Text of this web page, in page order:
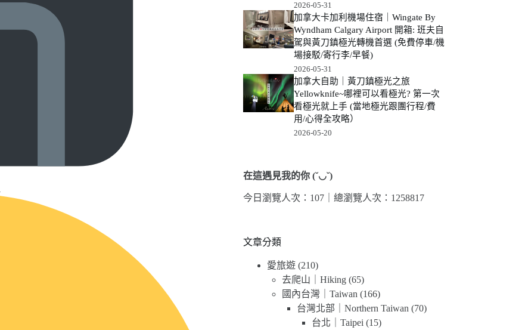
2026-05-31
加拿大卡加利機場住宿｜Wingate By
Wyndham Calgary Airport 開箱: 班夫自
駕與黃刀鎮極光轉機首選 (免費停車/機
場接駁/寄行李/早餐)
2026-05-31
加拿大自助｜黃刀鎮極光之旅
Yellowknife~哪裡可以看極光? 第一次
看極光就上手 (當地極光跟團行程/費
用/心得全攻略）
2026-05-20
在這遇見我的你 (˘◡˘)
今日瀏覽人次：107｜ 總瀏覽人次：1258817
文章分類
愛旅遊(210)
去爬山｜Hiking(65)
國內台灣｜Taiwan (166)
台灣北部｜Northern Taiwan (70)
台北｜Taipei (15)